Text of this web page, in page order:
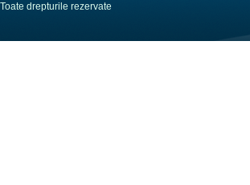
Toate drepturile rezervate